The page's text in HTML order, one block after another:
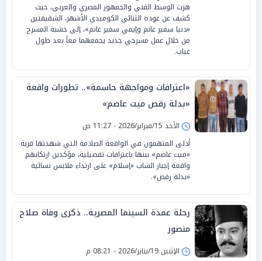
هزت الوسط الفني والجمهور المصري والعربي، حيث
كشف عن عودة الثنائي الكوميدي الأشهر، الشقيقتين
«دنيا سمير غانم وإيمي سمير غانم»، إلى خشبة المسرح
من خلال عمل مسرحي جديد يجمعهما معاً بعد طول
غياب.
«اعترافات ومواجهة حاسمة».. تطورات واقعة
«بدلة رقص ميت عاصم»
الأحد 15/فبراير/2026 - 11:27 ص
أدلى المتهمون في الواقعة الصادمة التي شهدتها قرية
«ميت عاصم» ببنها باعترافات تفصيلية، مؤكدين ارتكابهم
واقعة إجبار الشاب «إسلام» على ارتداء ملابس نسائية
«بدلة رقص».
رحلة عمدة السينما المصرية.. ذكرى وفاة صلاح
منصور
الإثنين 19/يناير/2026 - 08:21 م